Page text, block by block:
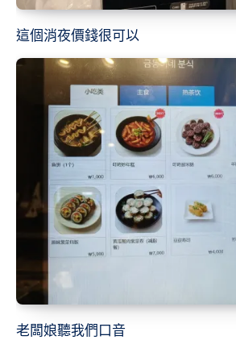
這個消夜價錢很可以
老闆娘聽我們口音